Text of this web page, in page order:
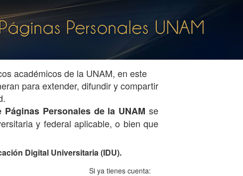
académicos de la UNAM, en este
para extender, difundir y compartir
Personales de la UNAM se
y federal aplicable, o bien que
Digital Universitaria (IDU).
Si ya tienes cuenta: